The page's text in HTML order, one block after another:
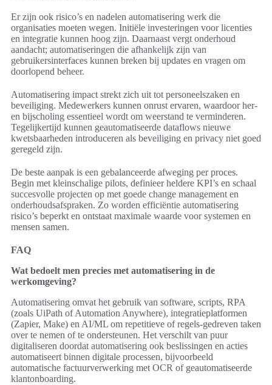
Er zijn ook risico’s en nadelen automatisering werk die
organisaties moeten wegen. Initiële investeringen voor licenties
en integratie kunnen hoog zijn. Daarnaast vergt onderhoud
aandacht; automatiseringen die afhankelijk zijn van
gebruikersinterfaces kunnen breken bij updates en vragen om
doorlopend beheer.
Automatisering impact strekt zich uit tot personeelszaken en
beveiliging. Medewerkers kunnen onrust ervaren, waardoor her-
en bijscholing essentieel wordt om weerstand te verminderen.
Tegelijkertijd kunnen geautomatiseerde dataflows nieuwe
kwetsbaarheden introduceren als beveiliging en privacy niet goed
geregeld zijn.
De beste aanpak is een gebalanceerde afweging per proces.
Begin met kleinschalige pilots, definieer heldere KPI’s en schaal
succesvolle projecten op met goede change management en
onderhoudsafspraken. Zo worden efficiëntie automatisering
risico’s beperkt en ontstaat maximale waarde voor systemen en
mensen samen.
FAQ
Wat bedoelt men precies met automatisering in de
werkomgeving?
Automatisering omvat het gebruik van software, scripts, RPA
(zoals UiPath of Automation Anywhere), integratieplatformen
(Zapier, Make) en AI/ML om repetitieve of regels-gedreven taken
over te nemen of te ondersteunen. Het verschilt van puur
digitaliseren doordat automatisering ook beslissingen en acties
automatiseert binnen digitale processen, bijvoorbeeld
automatische factuurverwerking met OCR of geautomatiseerde
klantonboarding.